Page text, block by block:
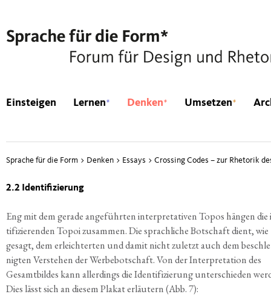
Einsteigen Lernen* Denken* Umsetzen*
Sprache für die Form > Denken > Essays > Crossing Codes – zur Rhetorik
2.2 Identifizierung
Eng mit dem gera­de ange­führ­ten inter­pre­ta­ti­ven Topos hän­gen
ti­fi­zie­ren­den Topoi zusam­men. Die sprach­li­che Bot­schaft dient, wie
gesagt, dem erleich­ter­ten und damit nicht zuletzt auch dem
nig­ten Ver­ste­hen der Wer­be­bot­schaft. Von der Inter­pre­ta­ti­on des
Gesamt­bil­des kann aller­dings die Iden­ti­fi­zie­rung unter­schie­den
Dies lässt sich an die­sem Pla­kat erläu­tern (Abb. 7):